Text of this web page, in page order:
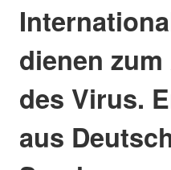
dienen
des Virus.
aus